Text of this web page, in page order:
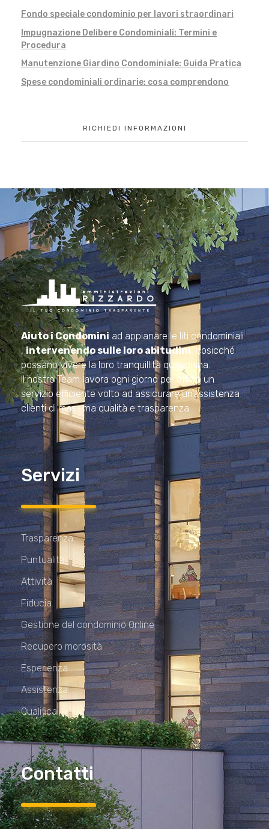
Fondo speciale condominio per lavori straordinari
Impugnazione Delibere Condominiali: Termini e
Procedura
Manutenzione Giardino Condominiale: Guida Pratica
Spese condominiali ordinarie: cosa comprendono
RICHIEDI INFORMAZIONI
Amministrazioni Rizzardo
Il tuo condominio trasparente
Aiuto i Condominiad appianare le liti condominiali
,intervenendo sulle loro abitudini, cosicché
possano vivere la loro tranquillità quotidiana.
Il nostro Team lavora ogni giorno per offrire un
servizio efficiente volto ad assicurare un’assistenza
clienti di massima qualità e trasparenza.
Servizi
Trasparenza
Puntualità
Attività
Fiducia
Gestione del condominio Online
Recupero morosità
Esperienza
Assistenza
Qualifica
Contatti